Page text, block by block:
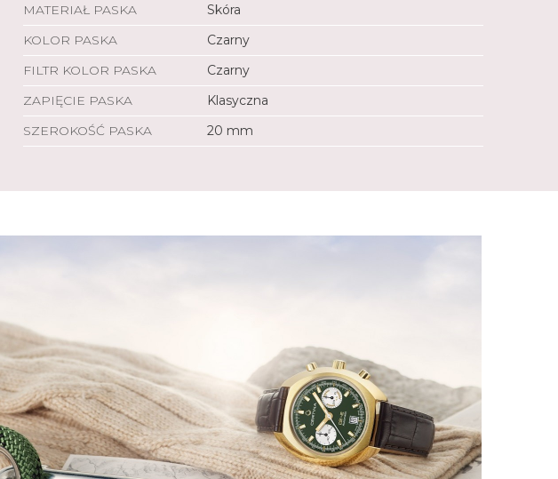
MATERIAŁ PASKA
Skóra
KOLOR PASKA
Czarny
FILTR KOLOR PASKA
Czarny
ZAPIĘCIE PASKA
Klasyczna
SZEROKOŚĆ PASKA
20 mm